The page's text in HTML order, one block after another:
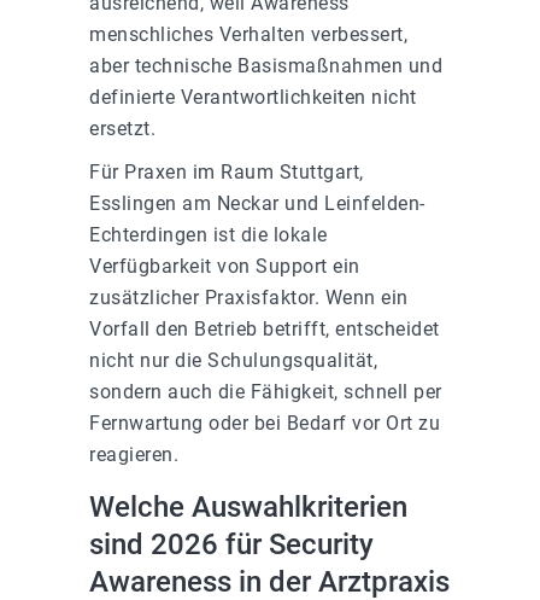
menschliches Verhalten verbessert,
aber technische Basismaßnahmen und
definierte Verantwortlichkeiten nicht
ersetzt.
Für Praxen im Raum Stuttgart,
Esslingen am Neckar und Leinfelden-
Echterdingen ist die lokale
Verfügbarkeit von Support ein
zusätzlicher Praxisfaktor. Wenn ein
Vorfall den Betrieb betrifft, entscheidet
nicht nur die Schulungsqualität,
sondern auch die Fähigkeit, schnell per
Fernwartung oder bei Bedarf vor Ort zu
reagieren.
Welche Auswahlkriterien
sind 2026 für Security
Awareness in der Arztpraxis